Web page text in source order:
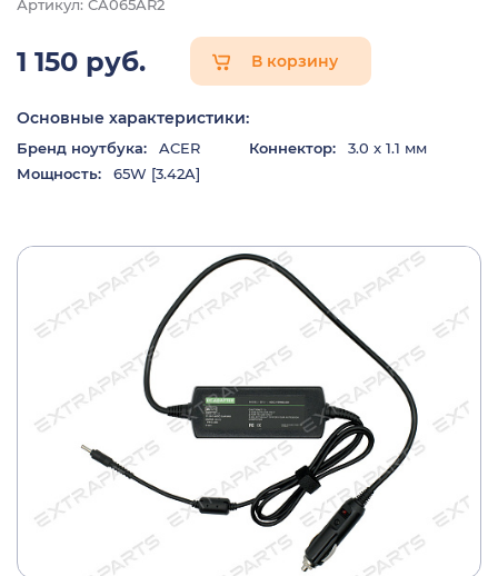
Артикул: CA065AR2
1 150 руб. В корзину
Основные характеристики:
Бренд ноутбука: ACER Коннектор:
3.0 x 1.1 мм
Мощность:
65W [3.42A]